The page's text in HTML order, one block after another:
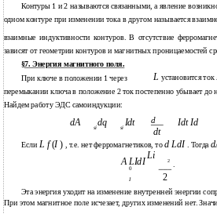
Контуры 1 и 2 называются связанными, а явление
одном контуре при изменении тока в другом называется
взаимные индуктивности контуров. В отсутствие
зависят от геометрии контуров и магнитных проницаемостей
§7. Энергия магнитного поля.
При ключе в положении 1 через
L установится ток
перемыкании ключа в положение 2 ток постепенно убывает до
Найдем работу ЭДС самоиндукции:
dA dq Idt d Idt Id
si si dt
Если L f(I ) , т.е. нет ферромагнетиков, тоd LdI . Тогда
A LIdI
Li 2
.
0
I 2
Эта энергия уходит на изменение внутренней энергии
При этом магнитное поле исчезает, других изменений нет.